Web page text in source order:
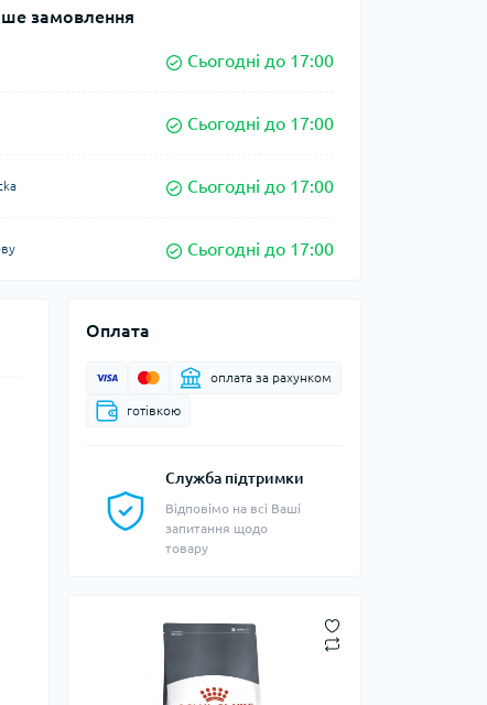
замовлення
Сьогодні до 17:00
Сьогодні до 17:00
Сьогодні до 17:00
Сьогодні до 17:00
Оплата
оплата за рахунком
готівкою
Служба підтримки
Відповімо на всі Ваші
запитання щодо
товару